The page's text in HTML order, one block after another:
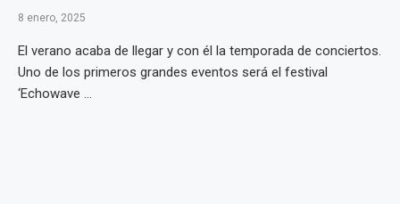
8 enero, 2025
El verano acaba de llegar y con él la temporada de conciertos.
Uno de los primeros grandes eventos será el festival
‘Echowave ...